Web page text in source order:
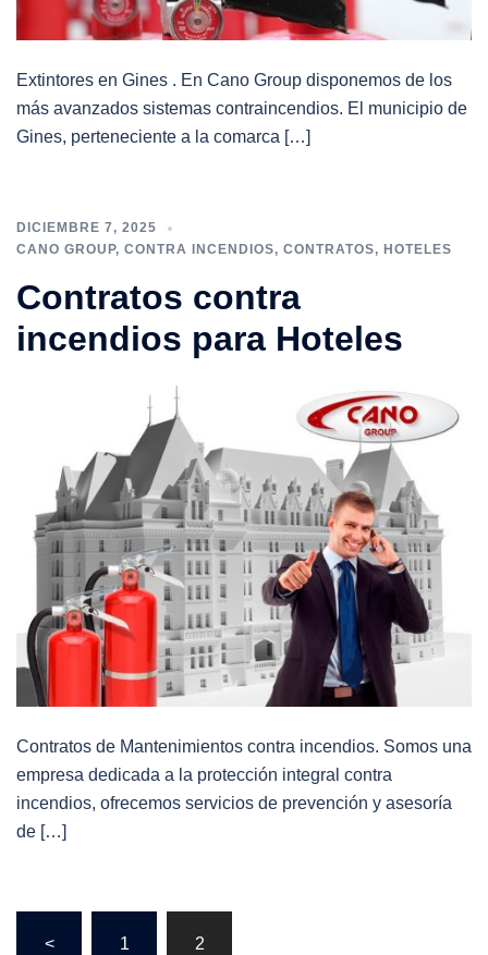
Extintores en Gines . En Cano Group disponemos de los
más avanzados sistemas contraincendios. El municipio de
Gines, perteneciente a la comarca […]
DICIEMBRE 7, 2025
CANO GROUP, CONTRA INCENDIOS, CONTRATOS, HOTELES
Contratos contra
incendios para Hoteles
Contratos de Mantenimientos contra incendios. Somos una
empresa dedicada a la protección integral contra
incendios, ofrecemos servicios de prevención y asesoría
de […]
< 1 2